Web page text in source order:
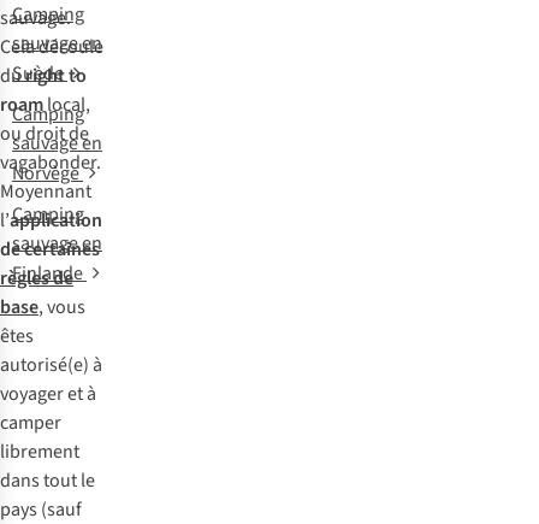
sauvage.
Cela découle
duright to
roamlocal,
ou droit de
vagabonder.
Moyennant
l’application
de certaines
règles de
base, vous
êtes
autorisé(e) à
voyager et à
camper
librement
dans tout le
pays (sauf
Camping
sauvage en
Suède
Camping
sauvage en
Norvège
Camping
sauvage en
Finlande